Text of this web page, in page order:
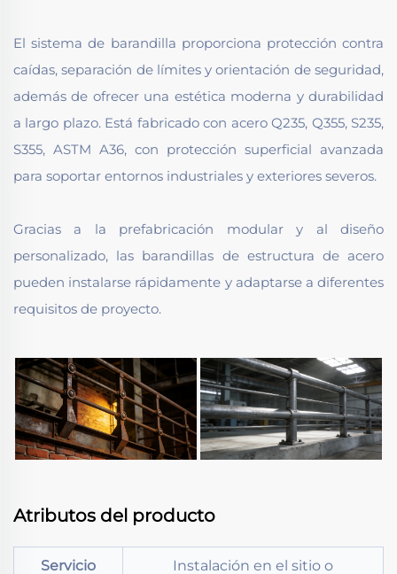
El sistema de barandilla proporciona protección contra
caídas, separación de límites y orientación de seguridad,
además de ofrecer una estética moderna y durabilidad
a largo plazo. Está fabricado con acero Q235, Q355, S235,
S355, ASTM A36, con protección superficial avanzada
para soportar entornos industriales y exteriores severos.
Gracias a la prefabricación modular y al diseño
personalizado, las barandillas de estructura de acero
pueden instalarse rápidamente y adaptarse a diferentes
requisitos de proyecto.
Atributos del producto
Servicio
Instalación en el sitio o